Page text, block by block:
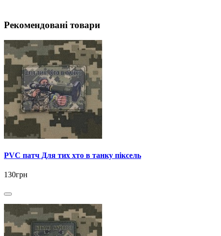
Рекомендовані товари
PVC патч Для тих хто в танку піксель
130грн